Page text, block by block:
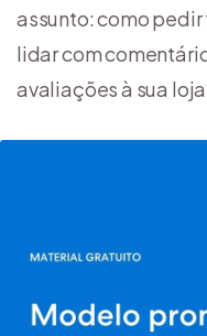
assunto: como
lidar com
avaliações à sua